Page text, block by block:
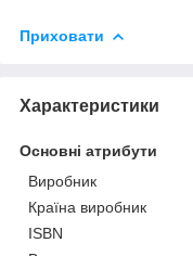
Приховати
Характеристики
Основні атрибути
Виробник
Країна виробник
ISBN